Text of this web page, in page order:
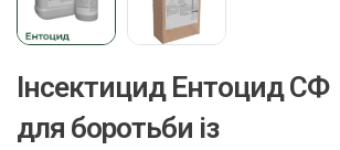
Інсектицид Ентоцид СФ
для боротьби із